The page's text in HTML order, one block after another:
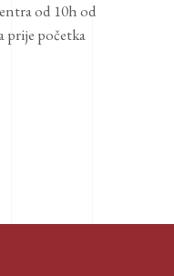
od 10h od
prije početka